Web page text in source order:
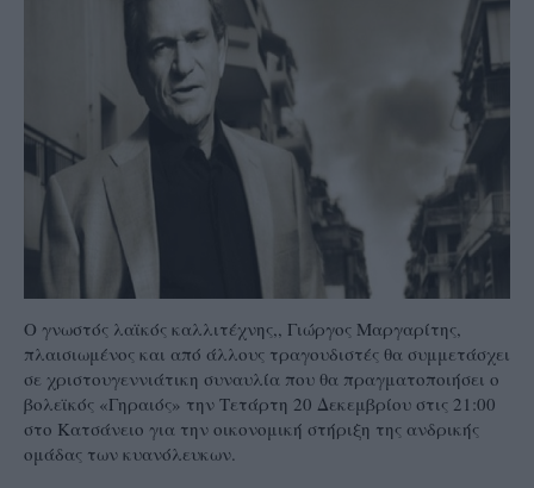
Ο γνωστός λαϊκός καλλιτέχνης,, Γιώργος Μαργαρίτης,
πλαισιωμένος και από άλλους τραγουδιστές θα συμμετάσχει
σε χριστουγεννιάτικη συναυλία που θα πραγματοποιήσει ο
βολεϊκός «Γηραιός» την Τετάρτη 20 Δεκεμβρίου στις 21:00
στο Κατσάνειο για την οικονομική στήριξη της ανδρικής
ομάδας των κυανόλευκων.